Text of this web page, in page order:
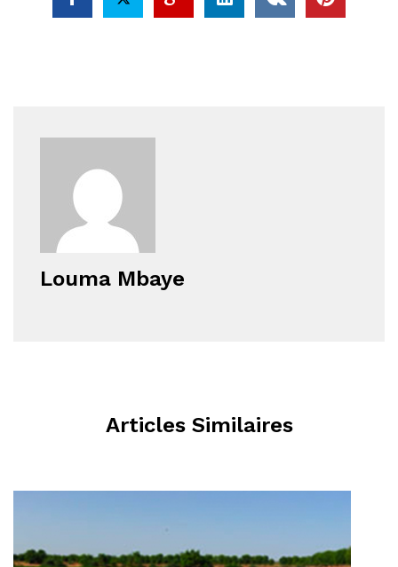
Louma Mbaye
Articles Similaires